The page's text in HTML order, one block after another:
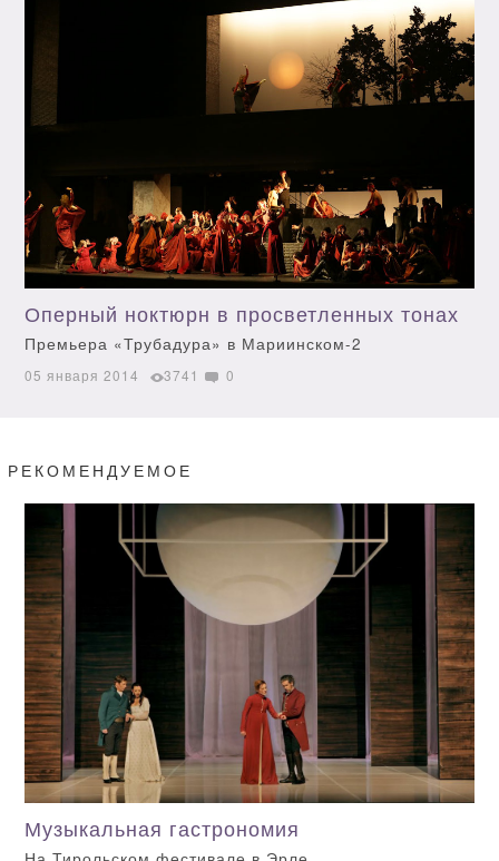
Оперный ноктюрн в просветленных тонах
Премьера «Трубадура» в Мариинском-2
05 января 2014 3741 0
РЕКОМЕНДУЕМОЕ
Музыкальная гастрономия